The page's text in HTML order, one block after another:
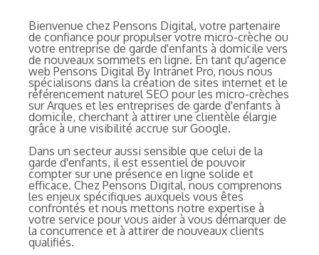
Bienvenue chez Pensons Digital, votre partenaire
de confiance pour propulser votre micro-crèche ou
votre entreprise de garde d'enfants à domicile vers
de nouveaux sommets en ligne. En tant qu'agence
web Pensons Digital By Intranet Pro, nous nous
spécialisons dans la création de sites internet et le
référencement naturel SEO pour les micro-crèches
sur Arques et les entreprises de garde d'enfants à
domicile, cherchant à attirer une clientèle élargie
grâce à une visibilité accrue sur Google.
Dans un secteur aussi sensible que celui de la
garde d'enfants, il est essentiel de pouvoir
compter sur une présence en ligne solide et
efficace. Chez Pensons Digital, nous comprenons
les enjeux spécifiques auxquels vous êtes
confrontés et nous mettons notre expertise à
votre service pour vous aider à vous démarquer de
la concurrence et à attirer de nouveaux clients
qualifiés.